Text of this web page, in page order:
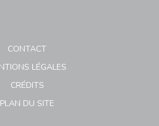
CONTACT
LÉGALES
CRÉDITS
PLAN DU SITE